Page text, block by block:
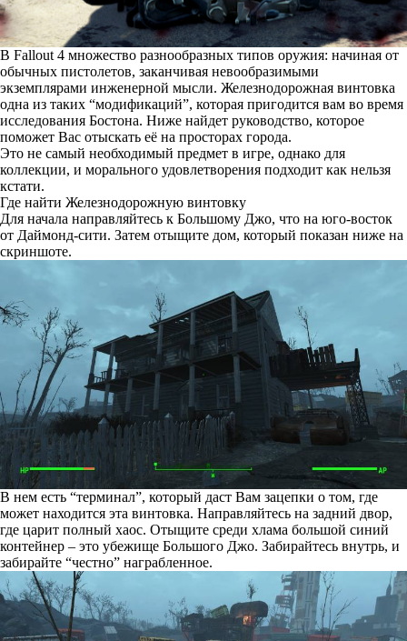
В Fallout 4 множество разнообразных типов оружия: начиная от
обычных пистолетов, заканчивая невообразимыми
экземплярами инженерной мысли. Железнодорожная винтовка
одна из таких “модификаций”, которая пригодится вам во время
исследования Бостона. Ниже найдет руководство, которое
поможет Вас отыскать её на просторах города.
Это не самый необходимый предмет в игре, однако для
коллекции, и морального удовлетворения подходит как нельзя
кстати.
Где найти Железнодорожную винтовку
Для начала направляйтесь к Большому Джо, что на юго-восток
от Даймонд-сити. Затем отыщите дом, который показан ниже на
скриншоте.
В нем есть “терминал”, который даст Вам зацепки о том, где
может находится эта винтовка. Направляйтесь на задний двор,
где царит полный хаос. Отыщите среди хлама большой синий
контейнер – это убежище Большого Джо. Забирайтесь внутрь, и
забирайте “честно” награбленное.